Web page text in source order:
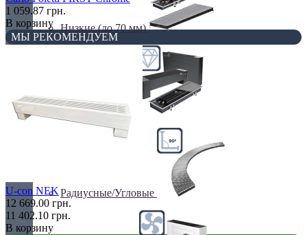
Низкие (до 70 мм)
Премиум класс
Радиусные/Угловые
1 059.87 грн.
В корзину
МЫ РЕКОМЕНДУЕМ
U-con NEK
12 669.00 грн.
11 402.10 грн.
В корзину